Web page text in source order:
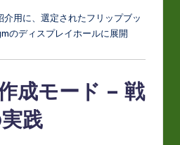
介用に、選定されたフリップブッ
のディスプレイホールに展開
成モード – 戦
践